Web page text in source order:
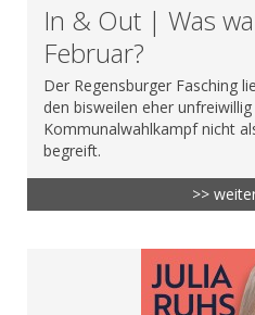
In & Out | Was
Februar?
Der Regensburger Fasching
den bisweilen eher
Kommunalwahlkampf nicht
begreift.
>>